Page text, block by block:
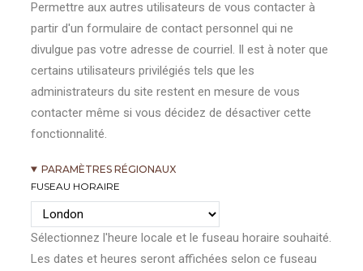
Permettre aux autres utilisateurs de vous contacter à
partir d'un formulaire de contact personnel qui ne
divulgue pas votre adresse de courriel. Il est à noter que
certains utilisateurs privilégiés tels que les
administrateurs du site restent en mesure de vous
contacter même si vous décidez de désactiver cette
fonctionnalité.
PARAMÈTRES RÉGIONAUX
FUSEAU HORAIRE
Sélectionnez l'heure locale et le fuseau horaire souhaité.
Les dates et heures seront affichées selon ce fuseau